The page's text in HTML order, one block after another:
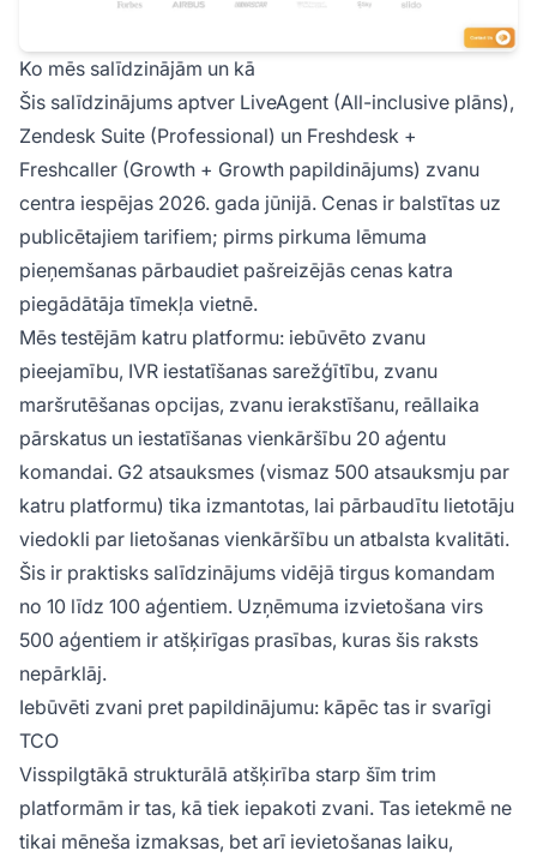
Ko mēs salīdzinājām un kā
Šis salīdzinājums aptver LiveAgent (All-inclusive plāns),
Zendesk Suite (Professional) un Freshdesk +
Freshcaller (Growth + Growth papildinājums) zvanu
centra iespējas 2026. gada jūnijā. Cenas ir balstītas uz
publicētajiem tarifiem; pirms pirkuma lēmuma
pieņemšanas pārbaudiet pašreizējās cenas katra
piegādātāja tīmekļa vietnē.
Mēs testējām katru platformu: iebūvēto zvanu
pieejamību, IVR iestatīšanas sarežģītību, zvanu
maršrutēšanas opcijas, zvanu ierakstīšanu, reāllaika
pārskatus un iestatīšanas vienkāršību 20 aģentu
komandai. G2 atsauksmes (vismaz 500 atsauksmju par
katru platformu) tika izmantotas, lai pārbaudītu lietotāju
viedokli par lietošanas vienkāršību un atbalsta kvalitāti.
Šis ir praktisks salīdzinājums vidējā tirgus komandam
no 10 līdz 100 aģentiem. Uzņēmuma izvietošana virs
500 aģentiem ir atšķirīgas prasības, kuras šis raksts
nepārklāj.
Iebūvēti zvani pret papildinājumu: kāpēc tas ir svarīgi
TCO
Visspilgtākā strukturālā atšķirība starp šīm trim
platformām ir tas, kā tiek iepakoti zvani. Tas ietekmē ne
tikai mēneša izmaksas, bet arī ievietošanas laiku,